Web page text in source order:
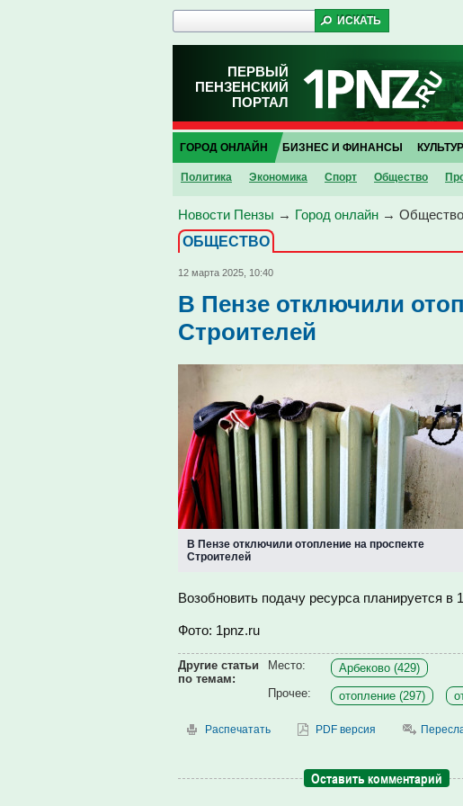
ПЕРВЫЙ
ПЕНЗЕНСКИЙ
ПОРТАЛ
ГОРОД ОНЛАЙН
Политика Экономика Спорт Общество
БИЗНЕС И ФИНАНСЫ
Новости Пензы → Город онлайн → Общество
ОБЩЕСТВО
12 марта 2025, 10:40
В Пензе отключили
Строителей
В Пензе отключили отопление на проспекте
Строителей
Возобновить подачу ресурса планируется в
Фото: 1pnz.ru
Другие статьи
по темам:
Место:
Арбеково (429)
Прочее:
отопление (297)
Распечатать PDF версия
Оставить комментарий